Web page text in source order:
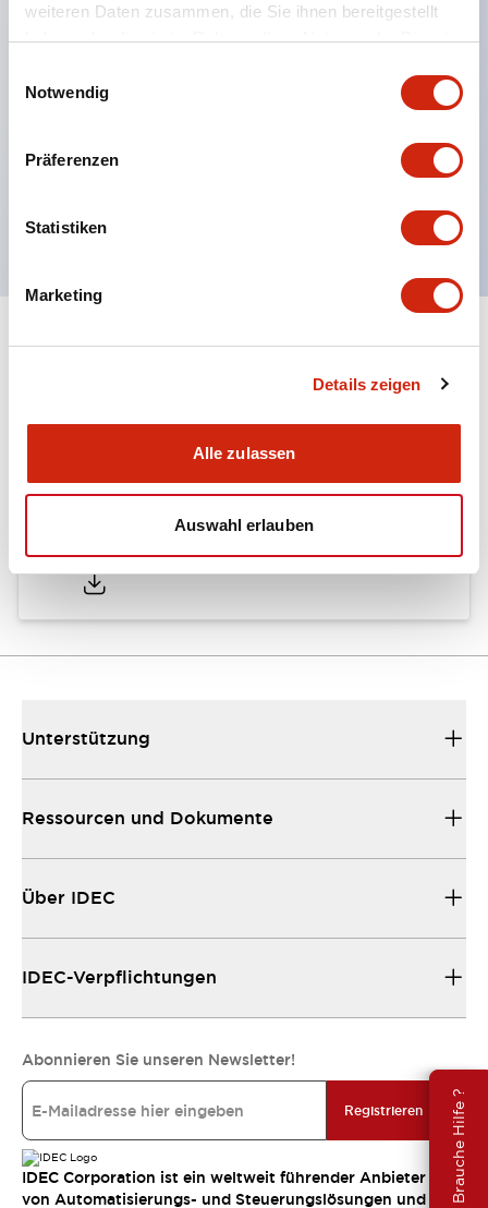
weiteren Daten zusammen, die Sie ihnen bereitgestellt
haben oder die sie im Rahmen Ihrer Nutzung der Dienste
Notwendig
Präferenzen
Statistiken
Marketing
Details zeigen
Alle zulassen
Auswahl erlauben
Brauche Hilfe ?
durchführbar.
das An- und Abnehmen des Verriegelungshebels.
Schutzart ist Spritzwassergeschützt, IP65 (IEC
60529). (Der Summer ist geschlossen ausgeführt)
Unterstützung
Ressourcen und Dokumente
Über IDEC
IDEC-Verpflichtungen
Abonnieren Sie unseren Newsletter!
Registrieren
IDEC Corporation ist ein weltweit führender Anbieter
von Automatisierungs- und Steuerungslösungen und